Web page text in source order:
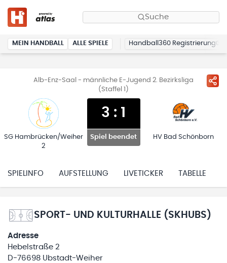
Suche
MEIN HANDBALL ALLE SPIELE Handball360 Registrierung
Alb-Enz-Saal - männliche E-Jugend 2. Bezirksliga
(Staffel 1)
SG Hambrücken/Weiher
2
3 : 1
Spiel beendet HV Bad Schönborn
SPIELINFO AUFSTELLUNG LIVETICKER TABELLE
SPORT- UND KULTURHALLE (SKHUBS)
Adresse
Hebelstraße 2
D-76698 Ubstadt-Weiher